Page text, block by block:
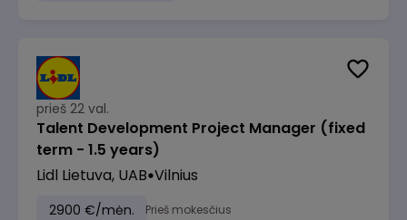
prieš 22 val.
Talent Development Project Manager (fixed
term - 1.5 years)
Lidl Lietuva, UAB Vilnius
2900 €/mėn. Prieš mokesčius